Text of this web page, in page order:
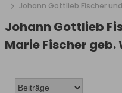
Johann Gottlieb Fischer
Johann Gottlieb
Marie Fischer geb.